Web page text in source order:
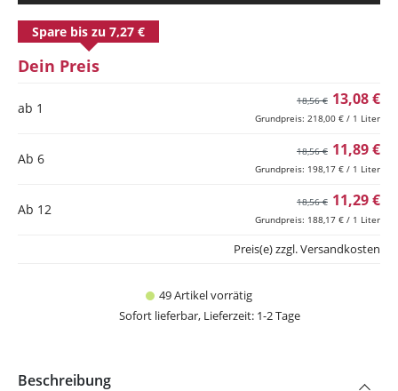
Spare bis zu 7,27 €
Dein Preis
ab 1 13,08 €
18,56 €
Grundpreis: 218,00 € / 1 Liter
Ab 6 11,89 €
18,56 €
Grundpreis: 198,17 € / 1 Liter
Ab 12 11,29 €
18,56 €
Grundpreis: 188,17 € / 1 Liter
49 Artikel vorrätig
Sofort lieferbar, Lieferzeit: 1-2 Tage
Preis(e) zzgl. Versandkosten
Beschreibung